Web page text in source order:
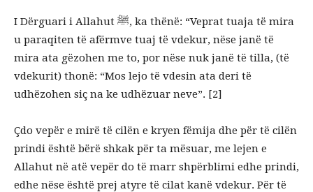
I Dërguari i Allahut ﷺ, ka thënë: “Veprat tuaja të mira
u paraqiten të afërmve tuaj të vdekur, nëse janë të
mira ata gëzohen me to, por nëse nuk janë të tilla, (të
vdekurit) thonë: “Mos lejo të vdesin ata deri të
udhëzohen siç na ke udhëzuar neve”. [2]
Çdo vepër e mirë të cilën e kryen fëmija dhe për të cilën
prindi është bërë shkak për ta mësuar, me lejen e
Allahut në atë vepër do të marr shpërblimi edhe prindi,
edhe nëse është prej atyre të cilat kanë vdekur. Për të